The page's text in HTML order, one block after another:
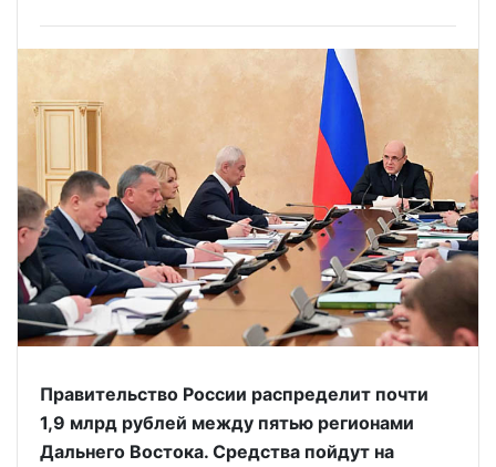
Правительство России распределит почти
1,9 млрд рублей между пятью регионами
Дальнего Востока. Средства пойдут на